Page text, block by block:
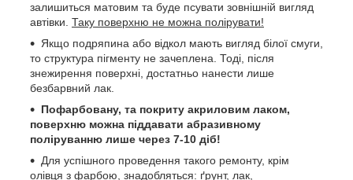
залишиться матовим та буде псувати зовнішній вигляд
автівки. Таку поверхню не можна полірувати!
Якщо подряпина або відкол мають вигляд білої смуги,
то структура пігменту не зачеплена. Тоді, після
знежирення поверхні, достатньо нанести лише
безбарвний лак.
Пофарбовану, та покриту акриловим лаком,
поверхню можна піддавати абразивному
поліруванню лише через 7-10 діб!
Для успішного проведення такого ремонту, крім
олівця з фарбою, знадобляться: ґрунт, лак,